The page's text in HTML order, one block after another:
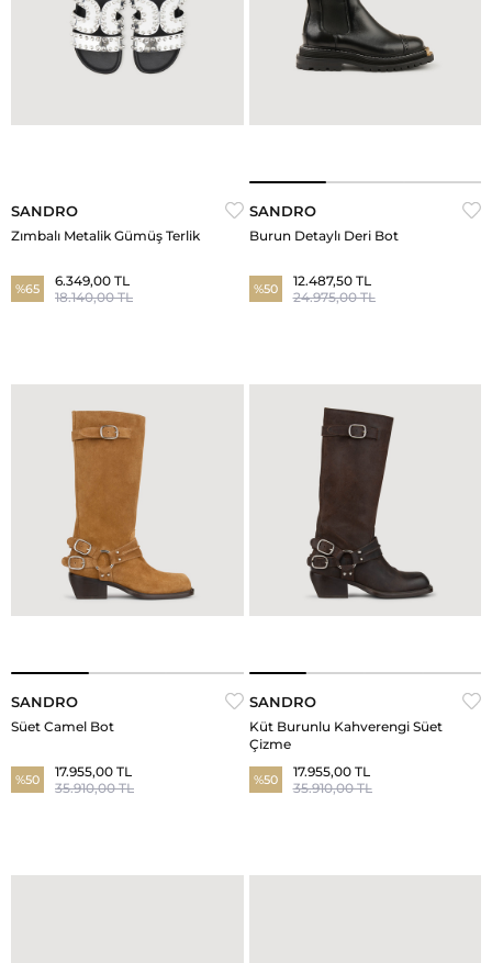
SANDRO
Zımbalı Metalik Gümüş Terlik
%65
6.349,00 TL
18.140,00 TL
SANDRO
Burun Detaylı Deri Bot
%50
12.487,50 TL
24.975,00 TL
SANDRO
Süet Camel Bot
%50
17.955,00 TL
35.910,00 TL
SANDRO
Küt Burunlu Kahverengi Süet
Çizme
%50
17.955,00 TL
35.910,00 TL